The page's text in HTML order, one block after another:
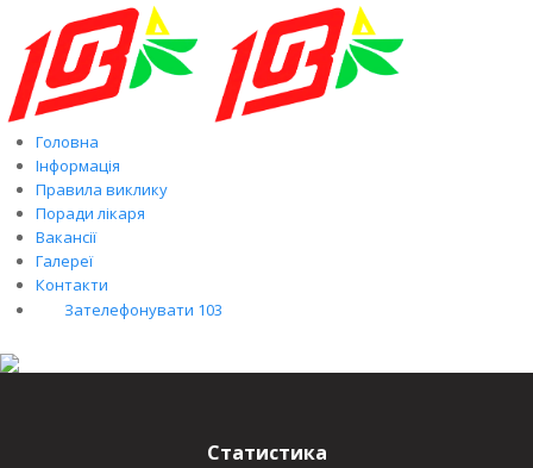
Головна
Інформація
Правила виклику
Поради лікаря
Вакансії
Галереї
Контакти
Зателефонувати 103
Статистика